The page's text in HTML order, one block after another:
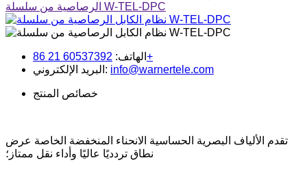
الرصاصية من سلسلة W-TEL-DPC
الهاتف: 60537392 21 86+
البريد الإلكتروني: info@warnertele.com
خصائص المنتج
تقدم الألياف البصرية الحساسية الانحناء المنخفضة الخاصة عرض
نطاق تردديًا عاليًا وأداء نقل ممتاز؛